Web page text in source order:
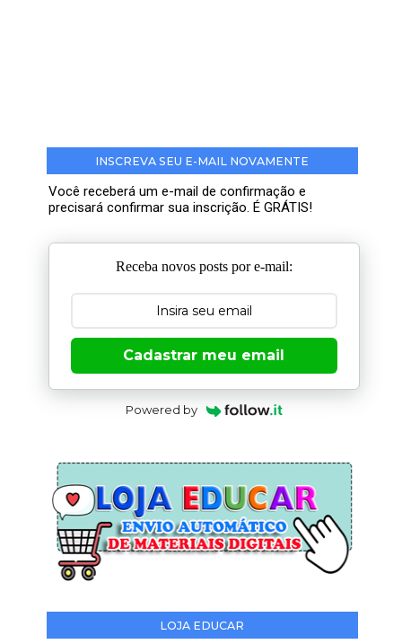
INSCREVA SEU E-MAIL NOVAMENTE
Você receberá um e-mail de confirmação e
precisará confirmar sua inscrição. É GRÁTIS!
Receba novos posts por e-mail:
Cadastrar meu email
Powered by
LOJA EDUCAR